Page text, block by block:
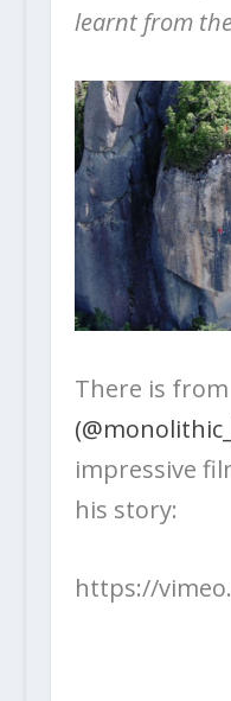
learnt from
There is from
impressive
his story:
https://